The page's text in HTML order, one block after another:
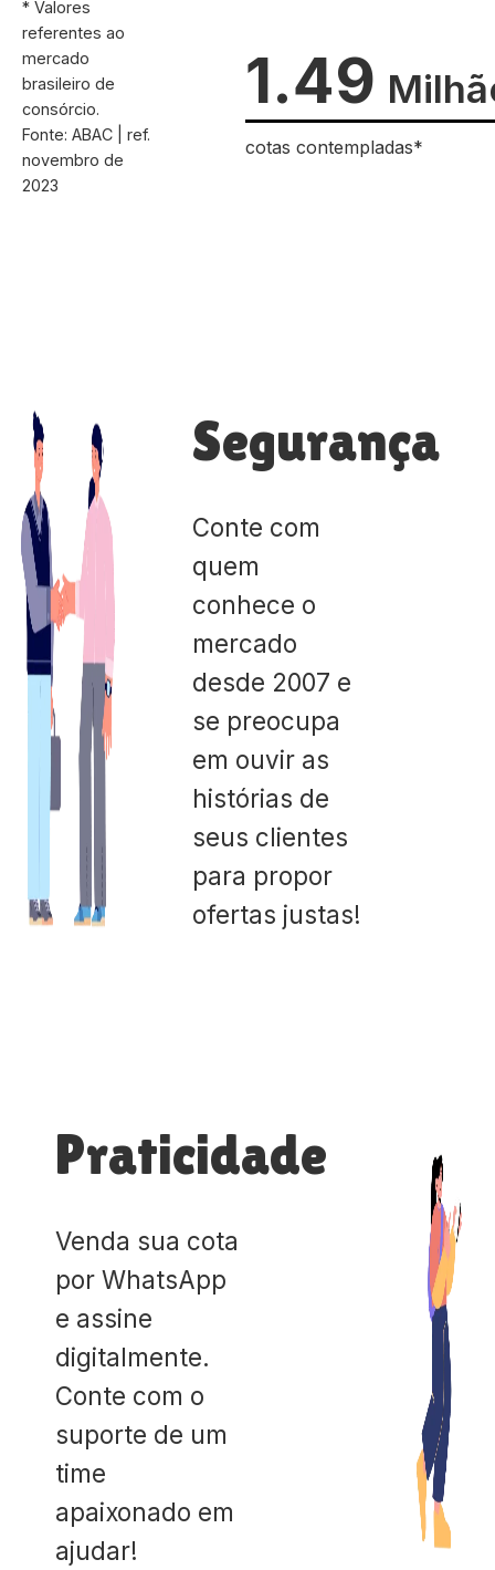
* Valores
referentes ao
mercado
brasileiro de
consórcio.
Fonte: ABAC | ref.
novembro de
2023
1.49
cotas contempladas*
Segurança
Conte com
quem
conhece o
mercado
desde 2007 e
se preocupa
em ouvir as
histórias de
seus clientes
para propor
ofertas justas!
Praticidade
Venda sua cota
por WhatsApp
e assine
digitalmente.
Conte com o
suporte de um
time
apaixonado em
ajudar!